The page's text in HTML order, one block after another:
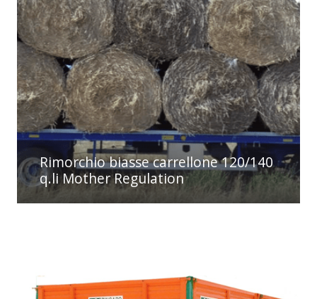
Rimorchio biasse carrellone 120/140
q.li Mother Regulation